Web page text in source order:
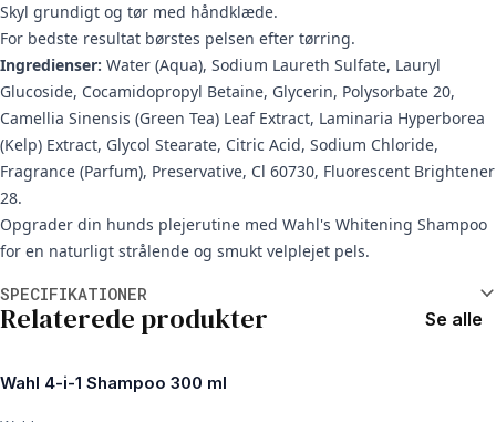
Skyl grundigt og tør med håndklæde.
For bedste resultat børstes pelsen efter tørring.
Ingredienser: Water (Aqua), Sodium Laureth Sulfate, Lauryl
Glucoside, Cocamidopropyl Betaine, Glycerin, Polysorbate 20,
Camellia Sinensis (Green Tea) Leaf Extract, Laminaria Hyperborea
(Kelp) Extract, Glycol Stearate, Citric Acid, Sodium Chloride,
Fragrance (Parfum), Preservative, Cl 60730, Fluorescent Brightener
28.
Opgrader din hunds plejerutine med Wahl's Whitening Shampoo
for en naturligt strålende og smukt velplejet pels.
SPECIFIKATIONER
Relaterede produkter Se alle
Wahl 4-i-1 Shampoo 300 ml